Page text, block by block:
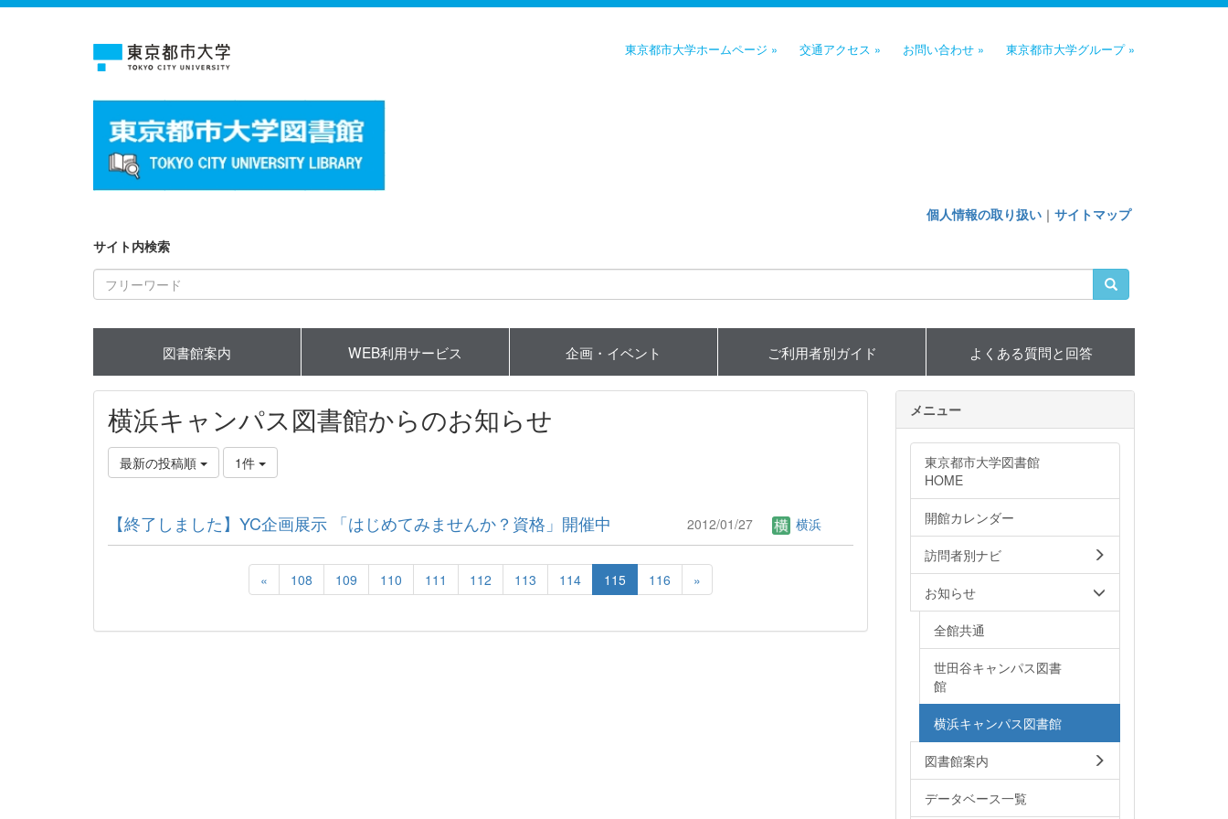
東京都市大学ホームページ » 交通アクセス » お問い合わせ » 東京都市大学グループ »
個人情報の取り扱い ｜ サイトマップ
サイト内検索
図書館案内 WEB利用サービス 企画・イベント ご利用者別ガイド よくある質問と回答
横浜キャンパス図書館からのお知らせ
最新の投稿順 1件
【終了しました】YC企画展示 「はじめてみませんか？資格」開催中 2012/01/27 横浜
« 108 109 110 111 112 113 114 115 116 »
メニュー
東京都市大学図書館
HOME
開館カレンダー
訪問者別ナビ
お知らせ
全館共通
世田谷キャンパス図書
館
横浜キャンパス図書館
図書館案内
データベース一覧